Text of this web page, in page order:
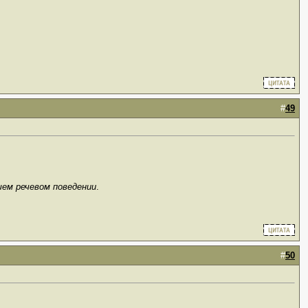
#49
речевом поведении.
#50